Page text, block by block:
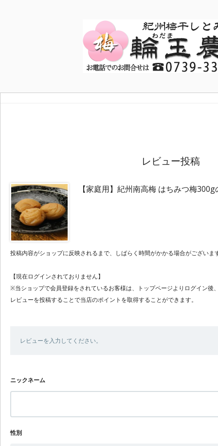
レビュー投稿
【家庭用】紀州南高梅 はちみつ梅
投稿内容がショップに反映されるまで、しばらく時間がかかる場合がございま
【現在ログインされておりません】
※当ショップで会員登録をされているお客様は、トップページよりログイン後
レビューを投稿することで当店のポイントを取得することができます。
レビューを入力してください。
ニックネーム
性別